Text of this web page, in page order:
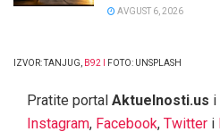
AVGUST 6, 2026
IZVOR: TANJUG, B92 FOTO: UNSPLASH
Pratite portal Aktuelnosti.us i
Instagram, Facebook, Twitter i